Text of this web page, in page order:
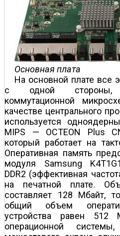
Основная плата
На основной плате все
с одной стороны,
коммутационной
качестве центрального
используется
MIPS — OCTEON Plus
который работает на
Оперативная память
модуля Samsung
DDR2 (эффективная
на печатной плате.
составляет 128 Мбайт,
общий объем
устройства равен 512
операционной